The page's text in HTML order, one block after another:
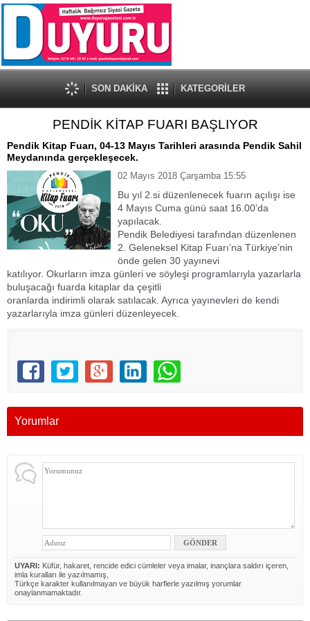
SON DAKİKA KATEGORİLER
PENDİK KİTAP FUARI BAŞLIYOR
Pendik Kitap Fuarı, 04-13 Mayıs Tarihleri arasında Pendik Sahil
Meydanında gerçekleşecek.
02 Mayıs 2018 Çarşamba 15:55
Bu yıl 2.si düzenlenecek fuarın açılışı ise
4 Mayıs Cuma günü saat 16.00’da
yapılacak.
Pendik Belediyesi tarafından düzenlenen
2. Geleneksel Kitap Fuarı’na Türkiye’nin
önde gelen 30 yayınevi
katılıyor. Okurların imza günleri ve söyleşi programlarıyla yazarlarla
buluşacağı fuarda kitaplar da çeşitli
oranlarda indirimli olarak satılacak. Ayrıca yayınevleri de kendi
yazarlarıyla imza günleri düzenleyecek.
Yorumlar
UYARI: Küfür, hakaret, rencide edici cümleler veya imalar, inançlara saldırı içeren,
imla kuralları ile yazılmamış,
Türkçe karakter kullanılmayan ve büyük harflerle yazılmış yorumlar
onaylanmamaktadır.